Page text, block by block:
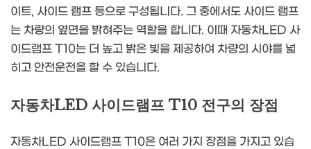
이트, 사이드 램프 등으로 구성됩니다. 그 중에서도 사이드 램프
는 차량의 옆면을 밝혀주는 역할을 합니다. 이때 자동차LED 사
이드램프 T10는 더 높고 밝은 빛을 제공하여 차량의 시야를 넓
히고 안전운전을 할 수 있습니다.
자동차LED 사이드램프 T10 전구의 장점
자동차LED 사이드램프 T10은 여러 가지 장점을 가지고 있습